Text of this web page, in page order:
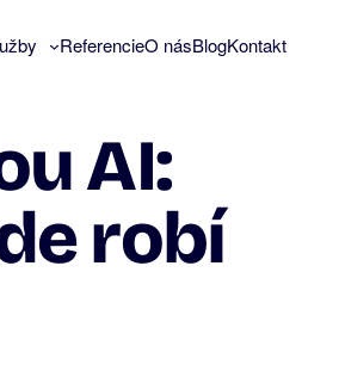
ReferencieO násBlogKontakt
AI:
robí